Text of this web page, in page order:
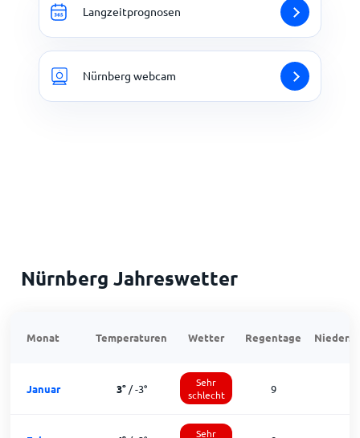
Langzeitprognosen
Nürnberg webcam
Nürnberg Jahreswetter
Monat Temperaturen Wetter Regentage
Januar 3°/-3°
Sehr
schlecht
9
Sehr